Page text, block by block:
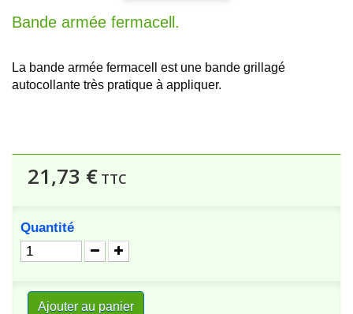
Bande armée fermacell.
La bande armée fermacell est une bande grillagé
autocollante très pratique à appliquer.
21,73 € TTC
Quantité
Ajouter au panier